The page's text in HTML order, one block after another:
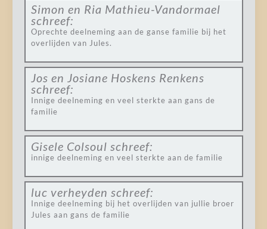
Simon en Ria Mathieu-Vandormael
schreef:
Oprechte deelneming aan de ganse familie bij het
overlijden van Jules.
Jos en Josiane Hoskens Renkens
schreef:
Innige deelneming en veel sterkte aan gans de
familie
Gisele Colsoul schreef:
innige deelneming en veel sterkte aan de familie
luc verheyden schreef:
Innige deelneming bij het overlijden van jullie broer
Jules aan gans de familie